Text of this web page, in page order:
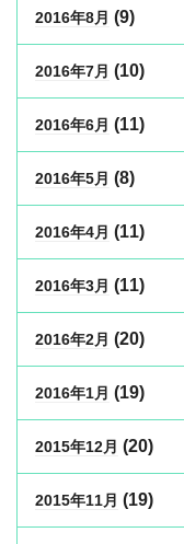
2016年8月 (9)
2016年7月 (10)
2016年6月 (11)
2016年5月 (8)
2016年4月 (11)
2016年3月 (11)
2016年2月 (20)
2016年1月 (19)
2015年12月 (20)
2015年11月 (19)